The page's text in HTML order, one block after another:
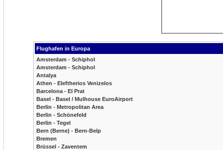
Flughafen in Europa
Amsterdam - Schiphol
Amsterdam - Schiphol
Antalya
Athen - Eleftherios Venizelos
Barcelona - El Prat
Basel - Basel / Mulhouse EuroAirport
Berlin - Metropolitan Area
Berlin - Schönefeld
Berlin - Tegel
Bern (Berne) - Bern-Belp
Bremen
Brüssel - Zaventem